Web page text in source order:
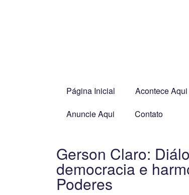
Página Inicial Acontece Aqui
Anuncie Aqui
Contato
Gerson Claro:
democracia e
Poderes